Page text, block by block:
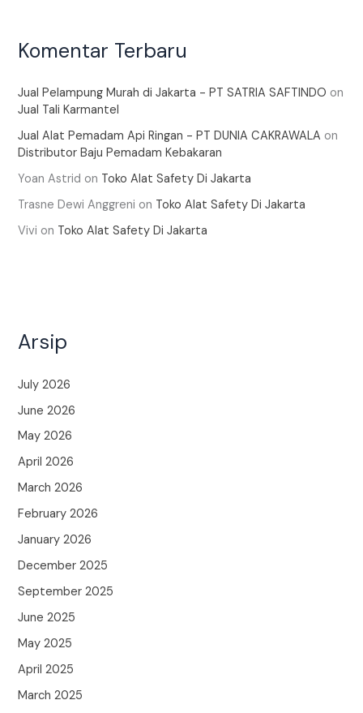
Komentar Terbaru
Jual Pelampung Murah di Jakarta - PT SATRIA SAFTINDO on
Jual Tali Karmantel
Jual Alat Pemadam Api Ringan - PT DUNIA CAKRAWALA on
Distributor Baju Pemadam Kebakaran
Yoan Astrid on Toko Alat Safety Di Jakarta
Trasne Dewi Anggreni on Toko Alat Safety Di Jakarta
Vivi on Toko Alat Safety Di Jakarta
Arsip
July 2026
June 2026
May 2026
April 2026
March 2026
February 2026
January 2026
December 2025
September 2025
June 2025
May 2025
April 2025
March 2025